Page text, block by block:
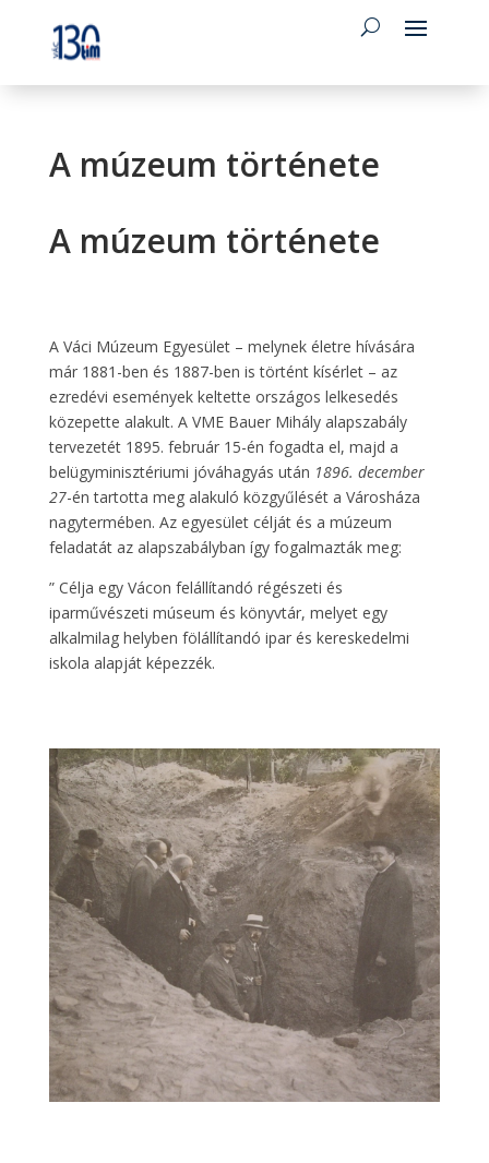
A múzeum története
A múzeum története
A Váci Múzeum Egyesület – melynek életre hívására
már 1881-ben és 1887-ben is történt kísérlet – az
ezredévi események keltette országos lelkesedés
közepette alakult. A VME Bauer Mihály alapszabály
tervezetét 1895. február 15-én fogadta el, majd a
belügyminisztériumi jóváhagyás után 1896. december
27-én tartotta meg alakuló közgyűlését a Városháza
nagytermében. Az egyesület célját és a múzeum
feladatát az alapszabályban így fogalmazták meg:
” Célja egy Vácon felállítandó régészeti és
iparművészeti múseum és könyvtár, melyet egy
alkalmilag helyben fölállítandó ipar és kereskedelmi
iskola alapját képezzék.